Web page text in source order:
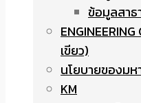
ข้อมูลสา
เขียว)
นโยบายของมห
KM